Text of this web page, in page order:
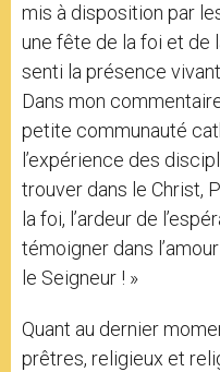
mis à disposition par
une fête de la foi et de
senti la présence
Dans mon
petite communauté
l’expérience des
trouver dans le Christ,
la foi, l’ardeur de
témoigner dans
le Seigneur ! »
Quant au dernier
prêtres, religieux et